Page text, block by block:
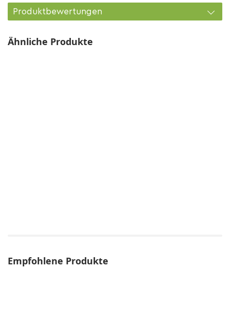
Produktbewertungen
Ähnliche Produkte
Empfohlene Produkte